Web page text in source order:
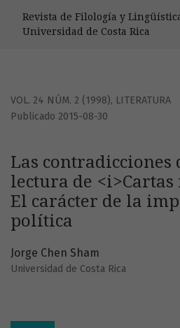
Revista de Filología y
Universidad de Costa Rica
VOL. 24 NÚM. 2 (1998), LITERATURA
Las contradicciones
lectura de
El carácter de la
política
Publicado 2015-08-30
Jorge Chen Sham
Universidad de Costa Rica